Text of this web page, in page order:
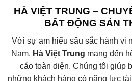
HÀ VIỆT TRUNG –
BẤT ĐỘNG SẢN
Với sự am hiểu sâu sắc hành vi
Nam, Hà Việt Trung mang đến
cáo toàn diện. Chúng tôi giúp
những khách hàng có năng lực